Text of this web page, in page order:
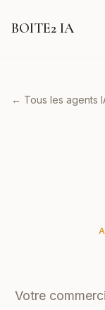
BOITE2 IA
← Tous les agents
Votre